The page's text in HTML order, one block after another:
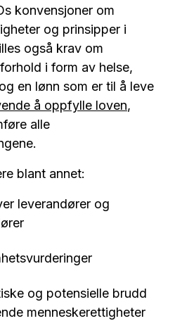
konvensjoner om
og prinsipper i
også krav om
i form av helse,
en lønn som er til å leve
å oppfylle loven,
alle
blant annet:
leverandører og
og potensielle brudd
menneskerettigheter